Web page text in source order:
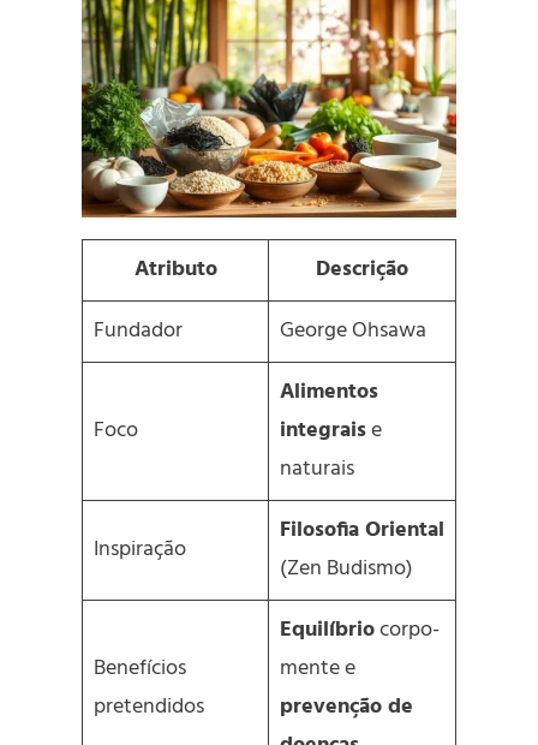
Atributo
Descrição
Fundador
George Ohsawa
Foco
Alimentos
integraise
naturais
Inspiração
Filosofia Oriental
(Zen Budismo)
Benefícios
pretendidos
Equilíbriocorpo-
mente e
prevenção de